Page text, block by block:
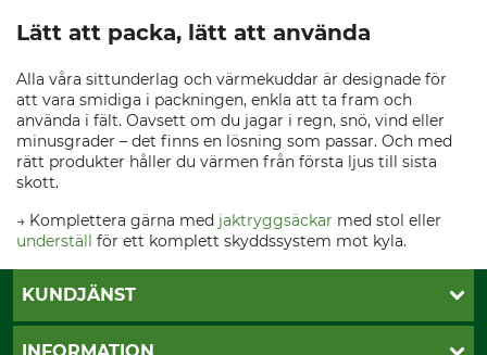
Lätt att packa, lätt att använda
Alla våra sittunderlag och värmekuddar är designade för
att vara smidiga i packningen, enkla att ta fram och
använda i fält. Oavsett om du jagar i regn, snö, vind eller
minusgrader – det finns en lösning som passar. Och med
rätt produkter håller du värmen från första ljus till sista
skott.
→ Komplettera gärna med jaktryggsäckar med stol eller
underställ för ett komplett skyddssystem mot kyla.
KUNDJÄNST
Öppettider